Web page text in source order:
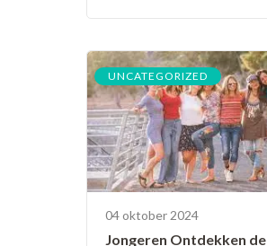
UNCATEGORIZED
04 oktober 2024
Jongeren Ontdekken de